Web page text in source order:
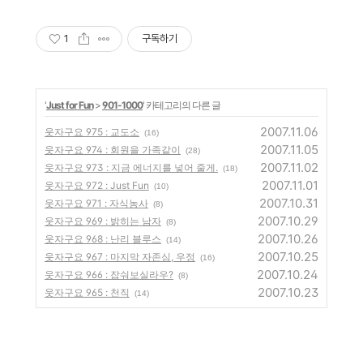
해, 법무법인 창해가 도와드
립니다
1 구독하기
'Just for Fun>901-1000' 카테고리의 다른 글
웃자구요 975 : 교도소 (16) 2007.11.06
웃자구요 974 : 회원을 가족같이 (28) 2007.11.05
웃자구요 973 : 지금 에너지를 넣어 줄게. (18) 2007.11.02
웃자구요 972 : Just Fun (10) 2007.11.01
웃자구요 971 : 자식농사 (8) 2007.10.31
웃자구요 969 : 밝히는 남자 (8) 2007.10.29
웃자구요 968 : 난리 블루스 (14) 2007.10.26
웃자구요 967 : 마지막 자존심, 우정 (16) 2007.10.25
웃자구요 966 : 잡숴보실라우? (8) 2007.10.24
웃자구요 965 : 천직 (14) 2007.10.23